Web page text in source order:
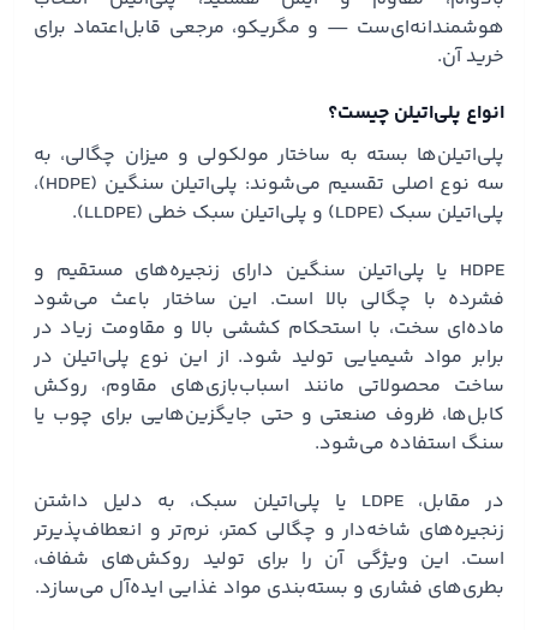
هوشمندانه‌ای‌ست — و مگریکو، مرجعی قابل‌اعتماد برای
خرید آن.
انواع پلی‌اتیلن چیست؟
پلی‌اتیلن‌ها بسته به ساختار مولکولی و میزان چگالی، به
سه نوع اصلی تقسیم می‌شوند: پلی‌اتیلن سنگین (HDPE)،
پلی‌اتیلن سبک (LDPE) و پلی‌اتیلن سبک خطی (LLDPE).
HDPE یا پلی‌اتیلن سنگین دارای زنجیره‌های مستقیم و
فشرده با چگالی بالا است. این ساختار باعث می‌شود
ماده‌ای سخت، با استحکام کششی بالا و مقاومت زیاد در
برابر مواد شیمیایی تولید شود. از این نوع پلی‌اتیلن در
ساخت محصولاتی مانند اسباب‌بازی‌های مقاوم، روکش
کابل‌ها، ظروف صنعتی و حتی جایگزین‌هایی برای چوب یا
سنگ استفاده می‌شود.
در مقابل، LDPE یا پلی‌اتیلن سبک، به دلیل داشتن
زنجیره‌های شاخه‌دار و چگالی کمتر، نرم‌تر و انعطاف‌پذیرتر
است. این ویژگی آن را برای تولید روکش‌های شفاف،
بطری‌های فشاری و بسته‌بندی مواد غذایی ایده‌آل می‌سازد.